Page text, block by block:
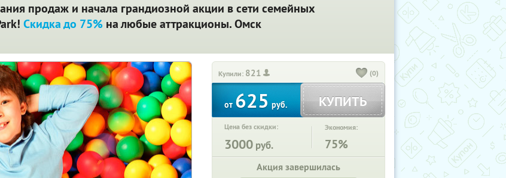
продаж и начала грандиозной акции в сети семейных
Скидка до 75% на любые аттракционы. Омск
Купили: 821 (0)
от625руб. КУПИТЬ
Цена без скидки:
3000 руб.
Экономия:
75%
Акция завершилась